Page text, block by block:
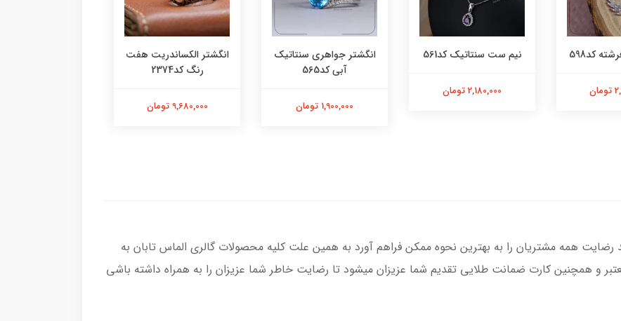
کد598 نیم ست سنتاتیک کد561
2,180,000 تومان
انگشتر جواهری سنتاتیک
آبی کد565
1,900,000 تومان
انگشتر الکساندریت هفت
رنگ کد2374
9,680,000 تومان
رضایت همه مشتریان را به بهترین نحوه ممکن فراهم آورد به همین علت کلیه محصولات گالری الماس تابان به
و همچنین کارت ضمانت طلایی تقدیم شما عزیزان میشود تا رضایت خاطر شما عزیزان را به همراه داشته باشی